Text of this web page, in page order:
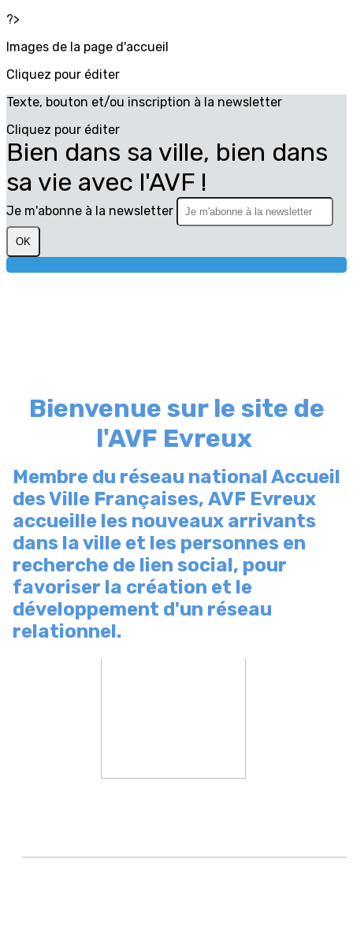
?>
Images de la page d'accueil
Cliquez pour éditer
Texte, bouton et/ou inscription à la newsletter
Cliquez pour éditer
Bien dans sa ville, bien dans
sa vie avec l'AVF !
Je m'abonne à la newsletter
OK
Bienvenue sur le site de
l'AVF Evreux
Membre du réseau national Accueil
des Ville Françaises, AVF Evreux
accueille les nouveaux arrivants
dans la ville et les personnes en
recherche de lien social, pour
favoriser la création et le
développement d'un réseau
relationnel.